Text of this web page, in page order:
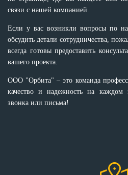
связи с нашей компанией.
Если у вас возникли вопросы по
обсудить детали сотрудничества,
всегда готовы предоставить
вашего проекта.
ООО "Орбита" – это команда
качество и надежность на
звонка или письма!